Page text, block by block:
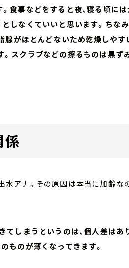
食事などをすると夜、寝る頃には
しなくていいと思います。ちな
腺がほとんどないため乾燥しやす
スクラブなどの擦るものは黒ず
係
アナ。その原因は本当に加齢な
てしまうというのは、個人差はあ
ものが薄くなってきます。